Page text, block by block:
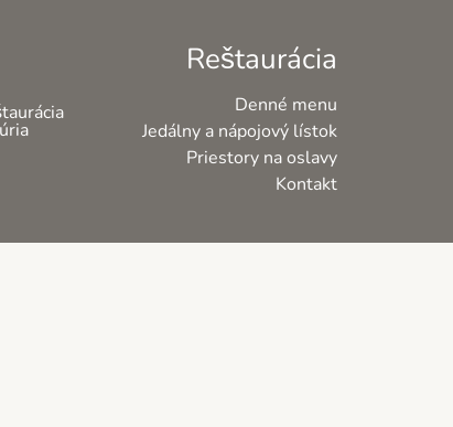
Reštaurácia
Denné menu
Jedálny a nápojový lístok
Priestory na oslavy
Kontakt